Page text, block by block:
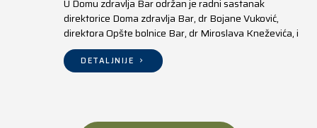
U Domu zdravlja Bar održan je radni sastanak
direktorice Doma zdravlja Bar, dr Bojane Vuković,
direktora Opšte bolnice Bar, dr Miroslava Kneževića, i
direktora Doma zdravlja Ulcinj, Kreshnika Mustafe.
DETALJNIJE